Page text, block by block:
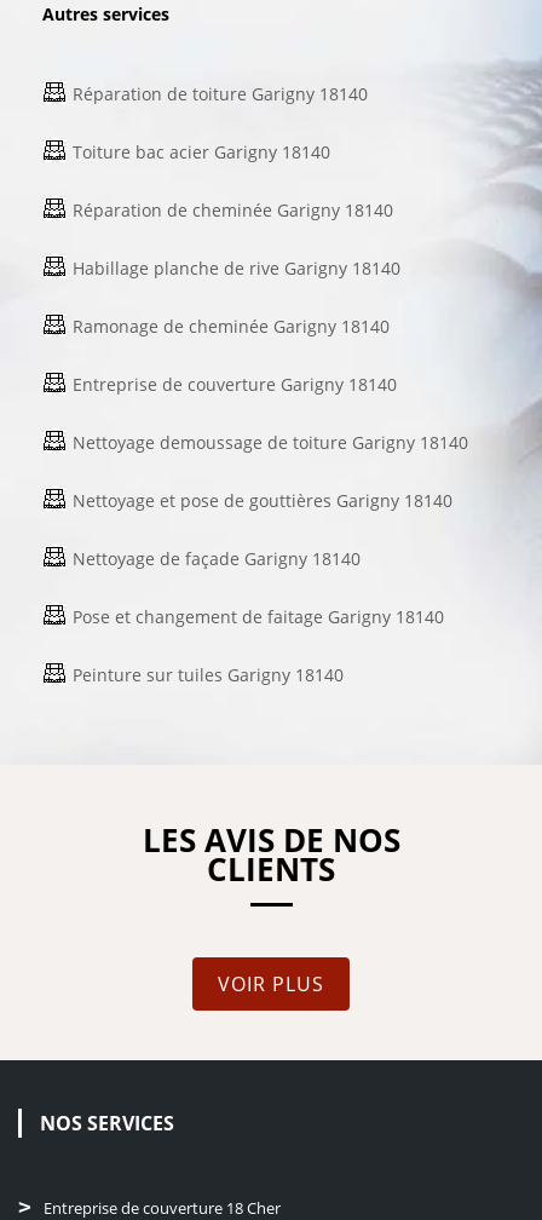
Autres services
Réparation de toiture Garigny 18140
Toiture bac acier Garigny 18140
Réparation de cheminée Garigny 18140
Habillage planche de rive Garigny 18140
Ramonage de cheminée Garigny 18140
Entreprise de couverture Garigny 18140
Nettoyage demoussage de toiture Garigny 18140
Nettoyage et pose de gouttières Garigny 18140
Nettoyage de façade Garigny 18140
Pose et changement de faitage Garigny 18140
Peinture sur tuiles Garigny 18140
LES AVIS DE NOS
CLIENTS
VOIR PLUS
NOS SERVICES
Entreprise de couverture 18 Cher